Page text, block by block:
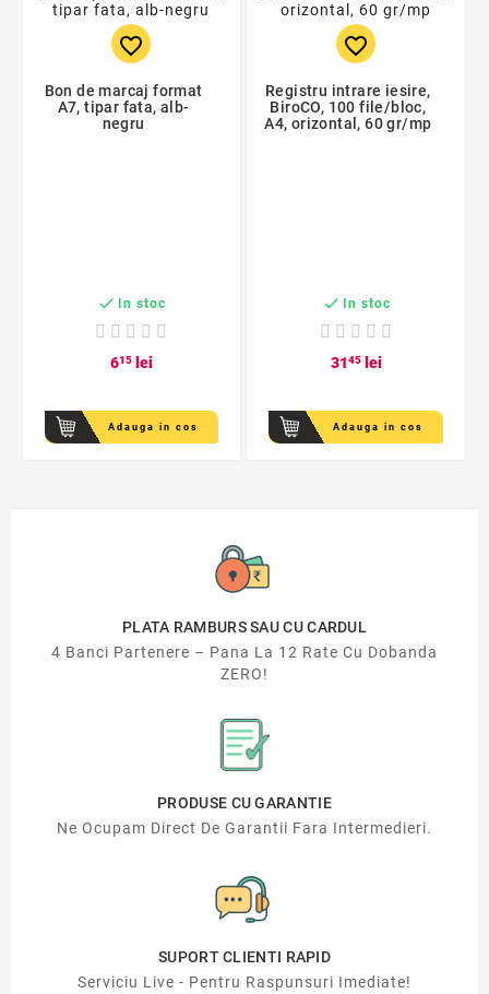
favorite_border
Bon de marcaj format
A7, tipar fata, alb-
negru
 In stoc
615lei
Adauga in cos
favorite_border
Registru intrare iesire,
BiroCO, 100 file/bloc,
A4, orizontal, 60 gr/mp
 In stoc
3145lei
Adauga in cos
PLATA RAMBURS SAU CU CARDUL
4 Banci Partenere – Pana La 12 Rate Cu Dobanda
ZERO!
PRODUSE CU GARANTIE
Ne Ocupam Direct De Garantii Fara Intermedieri.
SUPORT CLIENTI RAPID
Serviciu Live - Pentru Raspunsuri Imediate!